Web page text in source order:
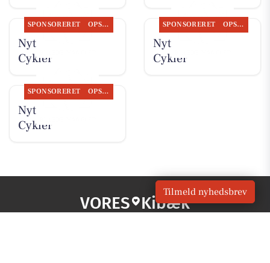
SPONSORERET OPSLAGSTAVLEN
Nyt fra Per P.
Cykler
SPONSORERET OPSLAGSTAVLEN
Nyt fra Per P.
Cykler
SPONSORERET OPSLAGSTAVLEN
Nyt fra Per P.
Cykler
VORES Kibæk
Tilmeld nyhedsbrev